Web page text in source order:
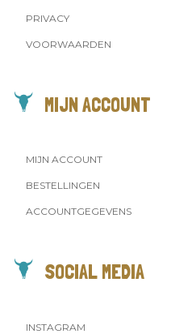
PRIVACY
VOORWAARDEN
MIJN ACCOUNT
MIJN ACCOUNT
BESTELLINGEN
ACCOUNTGEGEVENS
SOCIAL MEDIA
INSTAGRAM